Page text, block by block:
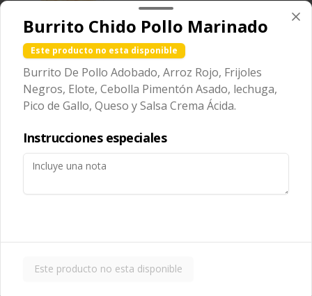
Queso Cheddar
Porción individual de papas fritas
bañadas con salsa de queso cheddar
fundido.
$85.00
compartir
$119.00
Papas Fritas para
Porción grande de papas fritas
Burrito Chido Pollo Marinado
Este producto no esta disponible
Burrito De Pollo Adobado, Arroz Rojo, Frijoles
Negros, Elote, Cebolla Pimentón Asado, lechuga,
Pico de Gallo, Queso y Salsa Crema Ácida.
Instrucciones especiales
Este producto no esta disponible